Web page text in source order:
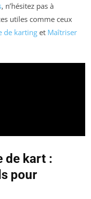
, n’hésitez pas à
utiles comme ceux
de karting et Maîtriser
de kart :
pour